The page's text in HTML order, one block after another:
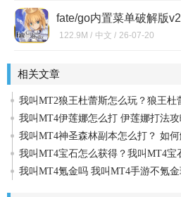
fate/go内置菜单破解版
122.9M / 中文 / 26-07-20
相关文章
我叫MT2狼王杜蕾斯怎么玩？狼王杜
我叫MT4伊莲娜怎么打 伊莲娜打法
我叫MT4神圣森林副本怎么打？ 如何
我叫MT4宝石怎么获得？我叫MT4宝
我叫MT4氪金吗 我叫MT4手游不氪